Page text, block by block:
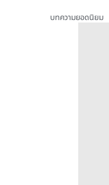
บทความยอดนิยม